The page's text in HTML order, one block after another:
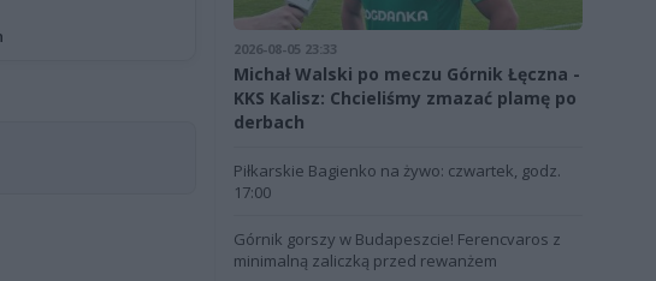
2026-08-05 23:33
Michał Walski po meczu Górnik Łęczna -
KKS Kalisz: Chcieliśmy zmazać plamę po
derbach
Piłkarskie Bagienko na żywo: czwartek, godz.
17:00
Górnik gorszy w Budapeszcie! Ferencvaros z
minimalną zaliczką przed rewanżem